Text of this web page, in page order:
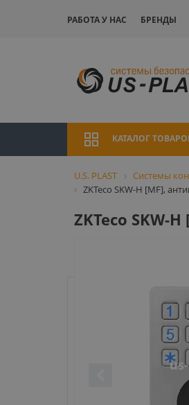
РАБОТА У НАС БРЕНДЫ
КАТАЛОГ
U.S. PLAST Системы
ZKTeco SKW-H [MF],
ZKTeco